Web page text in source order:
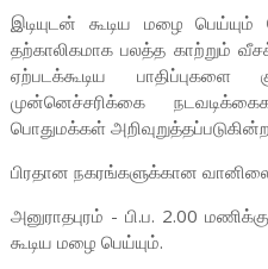
இடியுடன் கூடிய மழை
தற்காலிகமாக பலத்த காற்றும்
ஏற்படக்கூடிய
முன்னெச்சரிக்கை
பொதுமக்கள்
பிரதான நகரங்களுக்கான
அனுராதபுரம் - பி.ப. 2.00
கூடிய மழை பெய்யும்.